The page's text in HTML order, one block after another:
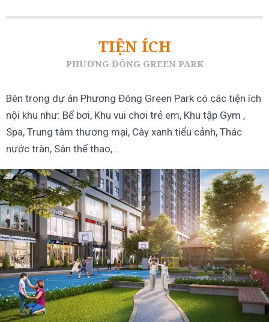
TIỆN ÍCH
PHƯƠNG ĐÔNG GREEN PARK
Bên trong dự án Phương Đông Green Park có các tiện ích
nội khu như: Bể bơi, Khu vui chơi trẻ em, Khu tập Gym ,
Spa, Trung tâm thương mại, Cây xanh tiểu cảnh, Thác
nước tràn, Sân thể thao,...